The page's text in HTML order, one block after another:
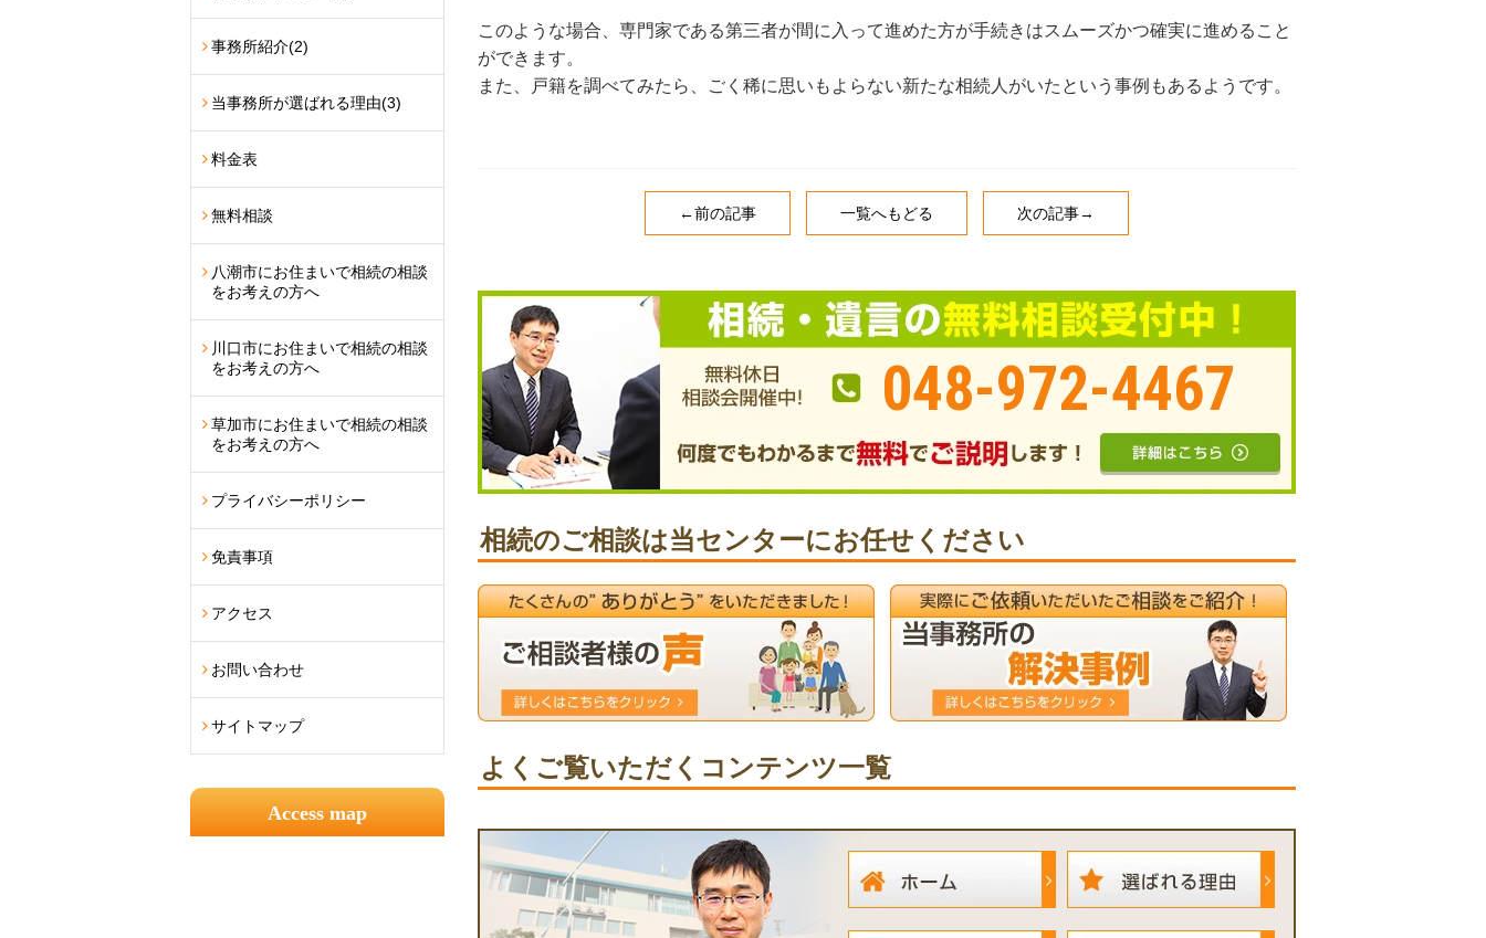
このような場合、専門家である第三者が間に入って進めた方が手続きはスムーズかつ確実に進めること
ができます。
また、戸籍を調べてみたら、ごく稀に思いもよらない新たな相続人がいたという事例もあるようです。
←前の記事 一覧へもどる 次の記事→
048-972-4467
相続のご相談は当センターにお任せください
よくご覧いただくコンテンツ一覧
事務所紹介(2)
当事務所が選ばれる理由(3)
料金表
無料相談
八潮市にお住まいで相続の相談
をお考えの方へ
川口市にお住まいで相続の相談
をお考えの方へ
草加市にお住まいで相続の相談
をお考えの方へ
プライバシーポリシー
免責事項
アクセス
お問い合わせ
サイトマップ
Access map